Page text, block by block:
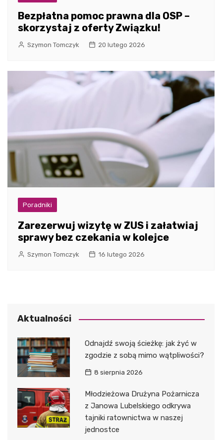
Bezpłatna pomoc prawna dla OSP –
skorzystaj z oferty Związku!
Szymon Tomczyk 20 lutego 2026
Poradniki
Zarezerwuj wizytę w ZUS i załatwiaj
sprawy bez czekania w kolejce
Szymon Tomczyk 16 lutego 2026
Aktualności
Odnajdź swoją ścieżkę: jak żyć w
zgodzie z sobą mimo wątpliwości?
8 sierpnia 2026
Młodzieżowa Drużyna Pożarnicza
z Janowa Lubelskiego odkrywa
tajniki ratownictwa w naszej
jednostce